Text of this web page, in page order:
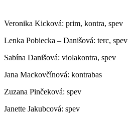
Veronika Kicková: prim, kontra, spev
Lenka Pobiecka – Danišová: terc, spev
Sabína Danišová: violakontra, spev
Jana Mackovčínová: kontrabas
Zuzana Pinčeková: spev
Janette Jakubcová: spev